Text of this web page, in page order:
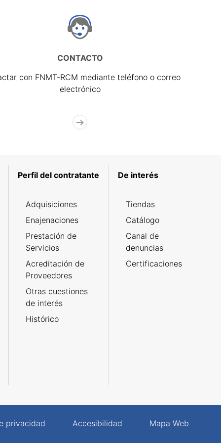
CONTACTO
con FNMT-RCM mediante teléfono o correo
electrónico
Perfil del contratante
Adquisiciones
Enajenaciones
Prestación de
Servicios
Acreditación de
Proveedores
Otras cuestiones
de interés
Histórico
De interés
Tiendas
Catálogo
Canal de
denuncias
Certificaciones
privacidad Accesibilidad Mapa Web